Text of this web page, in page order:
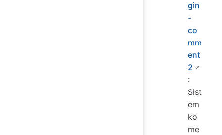
gin
-
co
mm
ent
2
:
Sist
em
ko
me